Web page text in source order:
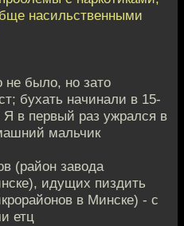
насильственными
не было, но зато
бухать начинали в 15-
в первый раз ужрался в
мальчик
(район завода
идущих пиздить
в Минске) - с
етц